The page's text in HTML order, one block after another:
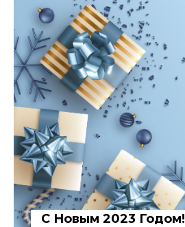
С Новым 2023 Годом!